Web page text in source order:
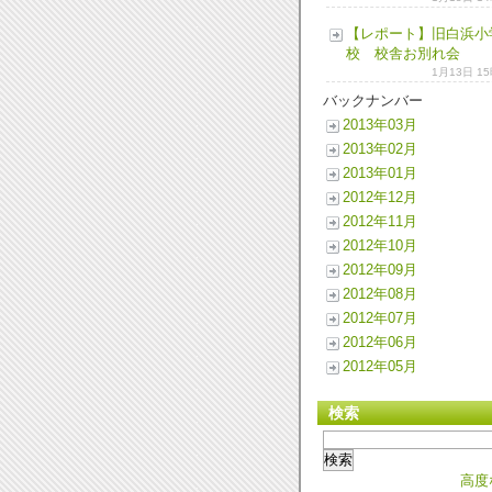
【レポート】旧白浜小
校 校舎お別れ会
1月13日 15
バックナンバー
2013年03月
2013年02月
2013年01月
2012年12月
2012年11月
2012年10月
2012年09月
2012年08月
2012年07月
2012年06月
2012年05月
検索
高度